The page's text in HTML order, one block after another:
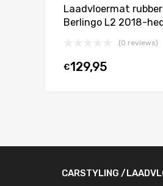
Laadvloermat
Berlingo L2 2018-
(0 reviews)
€129,95
CARSTYLING /